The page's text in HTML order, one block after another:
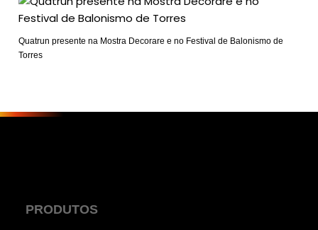
Quatrun presente na Mostra Decorare e no Festival de Balonismo de
Torres
PRODUTOS